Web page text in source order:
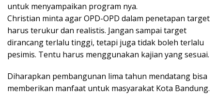
untuk menyampaikan program nya.
Christian minta agar OPD-OPD dalam penetapan target
harus terukur dan realistis. Jangan sampai target
dirancang terlalu tinggi, tetapi juga tidak boleh terlalu
pesimis. Tentu harus menggunakan kajian yang sesuai.
Diharapkan pembangunan lima tahun mendatang bisa
memberikan manfaat untuk masyarakat Kota Bandung.